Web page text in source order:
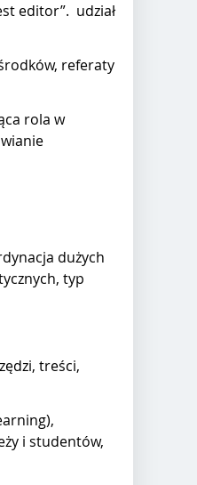
editor”. udział
referaty
rola w
dużych
typ
treści,
i studentów,